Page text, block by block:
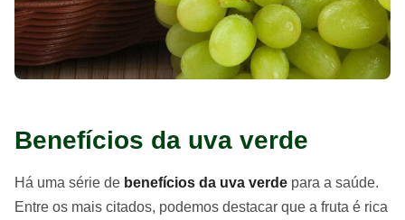
Benefícios da uva verde
Há uma série de benefícios da uva verde para a saúde.
Entre os mais citados, podemos destacar que a fruta é rica